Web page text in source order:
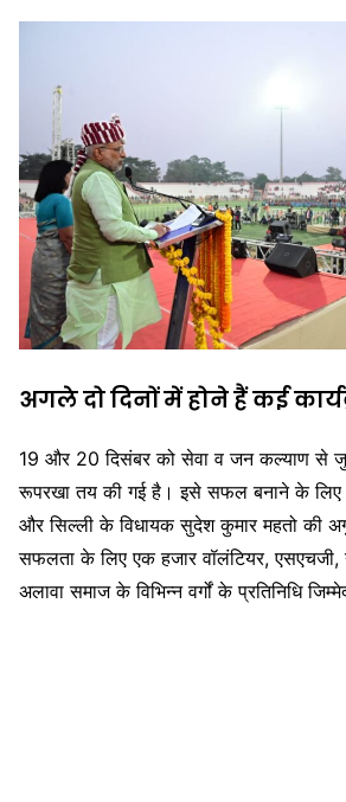
अगले दो दिनों में होने हैं कई
19 और 20 दिसंबर को सेवा व जन कल्याण से
रूपरखा तय की गई है। इसे सफल बनाने के लिए
और सिल्ली के विधायक सुदेश कुमार महतो की
सफलता के लिए एक हजार वॉलंटियर, एसएचजी,
अलावा समाज के विभिन्न वर्गों के प्रतिनिधि